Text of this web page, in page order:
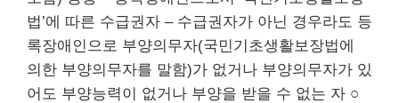
법’에 따른 수급권자 – 수급권자가 아닌 경우라도 등
록장애인으로 부양의무자(국민기초생활보장법에
의한 부양의무자를 말함)가 없거나 부양의무자가 있
어도 부양능력이 없거나 부양을 받을 수 없는 자 ○